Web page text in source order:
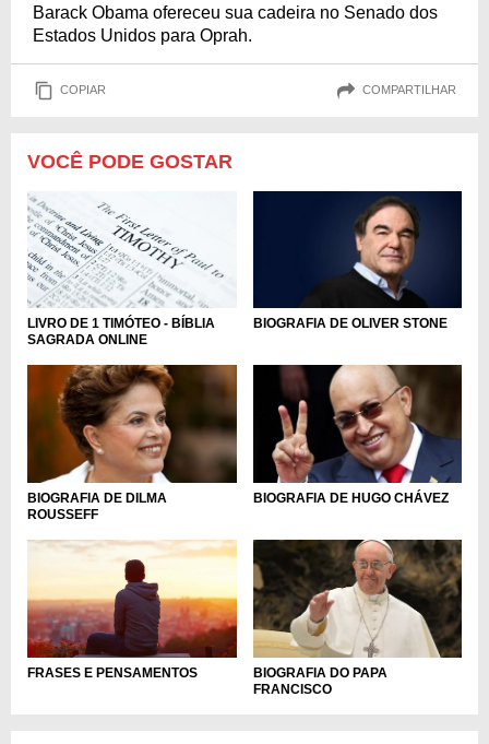
Barack Obama ofereceu sua cadeira no Senado dos
Estados Unidos para Oprah.
COPIAR COMPARTILHAR
VOCÊ PODE GOSTAR
LIVRO DE 1 TIMÓTEO - BÍBLIA
SAGRADA ONLINE
BIOGRAFIA DE OLIVER STONE
BIOGRAFIA DE DILMA
ROUSSEFF
BIOGRAFIA DE HUGO CHÁVEZ
FRASES E PENSAMENTOS
BIOGRAFIA DO PAPA
FRANCISCO